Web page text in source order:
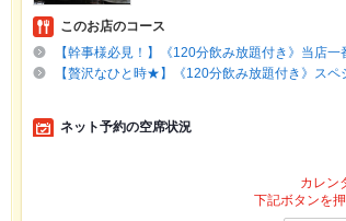
このお店のコース
【幹事様必見！】《120分飲み放題付き》当店一
【贅沢なひと時★】《120分飲み放題付き》スペ
ネット予約の空席状況
カレン
下記ボタンを